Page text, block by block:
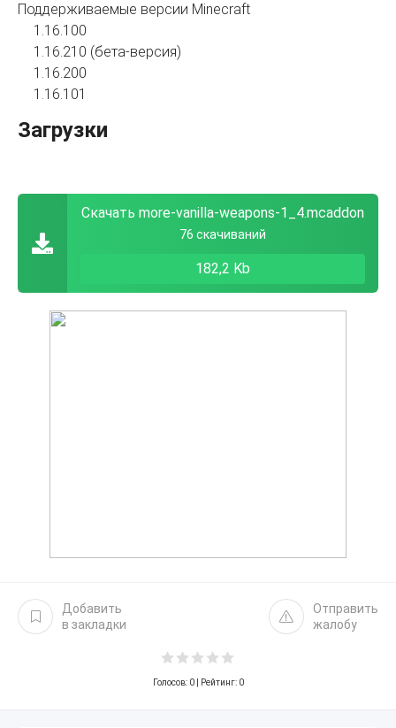
Поддерживаемые версии Minecraft
1.16.100
1.16.210 (бета-версия)
1.16.200
1.16.101
Загрузки
Скачать more-vanilla-weapons-1_4.mcaddon
76 скачиваний
182,2 Kb
Добавить
в закладки
Отправить
жалобу
Голосов: 0| Рейтинг: 0